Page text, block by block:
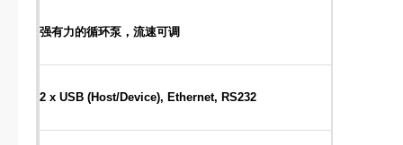
强有力的循环泵，流速可调
2 x USB (Host/Device), Ethernet, RS232